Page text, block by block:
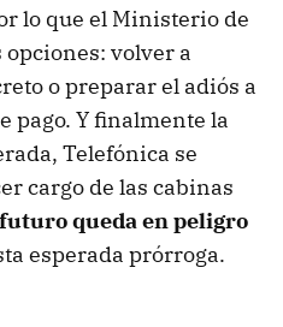
lo que el Ministerio de
volver a
o preparar el adiós a
pago. Y finalmente la
Telefónica se
cargo de las cabinas
futuro queda en peligro
esperada prórroga.